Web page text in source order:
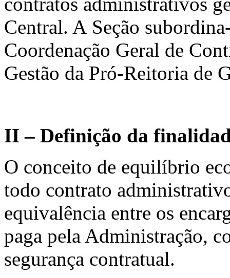
Central. A Seção
Coordenação Geral de
Gestão da Pró-Reitoria de
II – Definição da
O conceito de equilíbrio
todo contrato
equivalência entre os
paga pela Administração,
segurança contratual.